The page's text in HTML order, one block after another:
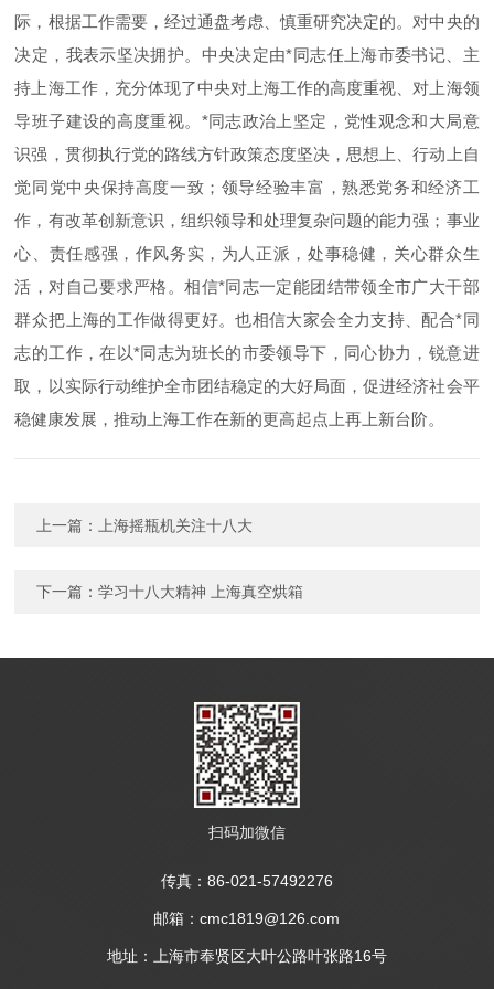
际，根据工作需要，经过通盘考虑、慎重研究决定的。对中央的
决定，我表示坚决拥护。中央决定由*同志任上海市委书记、主
持上海工作，充分体现了中央对上海工作的高度重视、对上海领
导班子建设的高度重视。*同志政治上坚定，党性观念和大局意
识强，贯彻执行党的路线方针政策态度坚决，思想上、行动上自
觉同党中央保持高度一致；领导经验丰富，熟悉党务和经济工
作，有改革创新意识，组织领导和处理复杂问题的能力强；事业
心、责任感强，作风务实，为人正派，处事稳健，关心群众生
活，对自己要求严格。相信*同志一定能团结带领全市广大干部
群众把上海的工作做得更好。也相信大家会全力支持、配合*同
志的工作，在以*同志为班长的市委领导下，同心协力，锐意进
取，以实际行动维护全市团结稳定的大好局面，促进经济社会平
稳健康发展，推动上海工作在新的更高起点上再上新台阶。
上一篇： 上海摇瓶机关注十八大
下一篇：学习十八大精神 上海真空烘箱
扫码加微信
传真：86-021-57492276
邮箱：cmc1819@126.com
地址：上海市奉贤区大叶公路叶张路16号